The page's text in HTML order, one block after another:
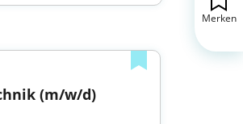
(m/w/d)
Merken